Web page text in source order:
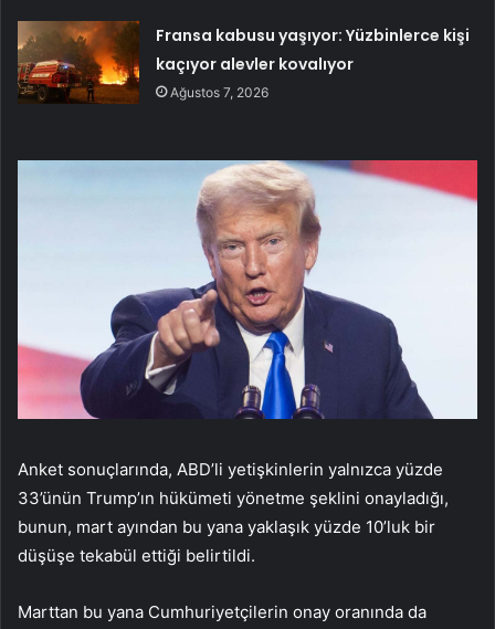
Fransa kabusu yaşıyor: Yüzbinlerce kişi
kaçıyor alevler kovalıyor
Ağustos 7, 2026
Anket sonuçlarında, ABD’li yetişkinlerin yalnızca yüzde
33’ünün Trump’ın hükümeti yönetme şeklini onayladığı,
bunun, mart ayından bu yana yaklaşık yüzde 10’luk bir
düşüşe tekabül ettiği belirtildi.
Marttan bu yana Cumhuriyetçilerin onay oranında da